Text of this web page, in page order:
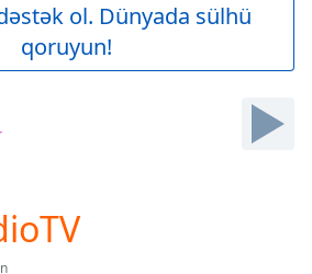
ol. Dünyada sülhü
qoruyun!